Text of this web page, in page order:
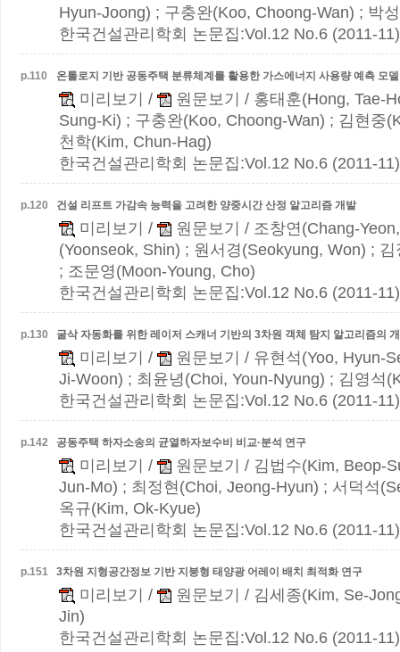
Hyun-Joong) ; 구충완(Koo, Choong-Wan) ; 박
한국건설관리학회 논문집:Vol.12 No.6 (2011-11)
p.110 온톨로지 기반 공동주택 분류체계를 활용한 가스에너지 사용량 예측 모델
미리보기 / 원문보기
/ 홍태훈(Hong, Tae-
Sung-Ki) ; 구충완(Koo, Choong-Wan) ; 김현중
천학(Kim, Chun-Hag)
한국건설관리학회 논문집:Vol.12 No.6 (2011-11)
p.120 건설 리프트 가감속 능력을 고려한 양중시간 산정 알고리즘 개발
미리보기 / 원문보기
/ 조창연(Chang-
(Yoonseok, Shin) ; 원서경(Seokyung, Won) ;
; 조문영(Moon-Young, Cho)
한국건설관리학회 논문집:Vol.12 No.6 (2011-11)
p.130 굴삭 자동화를 위한 레이저 스캐너 기반의 3차원 객체 탐지 알고리즘의
미리보기 / 원문보기
/ 유현석(Yoo, Hyun-
Ji-Woon) ; 최윤녕(Choi, Youn-Nyung) ; 김영석
한국건설관리학회 논문집:Vol.12 No.6 (2011-11)
p.142 공동주택 하자소송의 균열하자보수비 비교·분석 연구
미리보기 / 원문보기
/ 김법수(Kim, Beop-
Jun-Mo) ; 최정현(Choi, Jeong-Hyun) ; 서덕석
옥규(Kim, Ok-Kyue)
한국건설관리학회 논문집:Vol.12 No.6 (2011-11)
p.151 3차원 지형공간정보 기반 지붕형 태양광 어레이 배치 최적화 연구
미리보기 / 원문보기
/ 김세종(Kim, Se-
Jin)
한국건설관리학회 논문집:Vol.12 No.6 (2011-11)